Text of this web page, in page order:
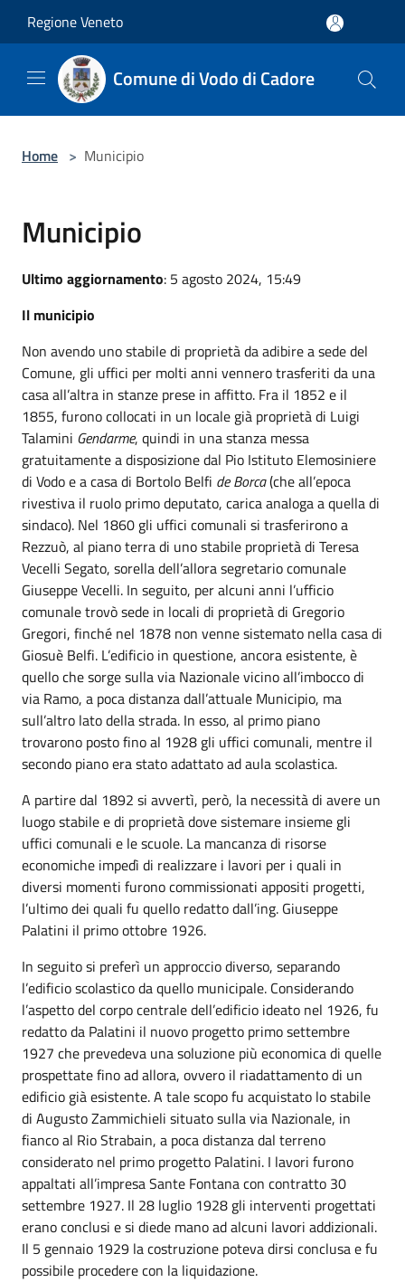
Regione Veneto
Comune di Vodo di Cadore
Home > Municipio
Municipio
Ultimo aggiornamento: 5 agosto 2024, 15:49
Il municipio
Non avendo uno stabile di proprietà da adibire a sede del
Comune, gli uffici per molti anni vennero trasferiti da una
casa all’altra in stanze prese in affitto. Fra il 1852 e il
1855, furono collocati in un locale già proprietà di Luigi
Talamini Gendarme, quindi in una stanza messa
gratuitamente a disposizione dal Pio Istituto Elemosiniere
di Vodo e a casa di Bortolo Belfi de Borca(che all’epoca
rivestiva il ruolo primo deputato, carica analoga a quella di
sindaco). Nel 1860 gli uffici comunali si trasferirono a
Rezzuò, al piano terra di uno stabile proprietà di Teresa
Vecelli Segato, sorella dell’allora segretario comunale
Giuseppe Vecelli. In seguito, per alcuni anni l’ufficio
comunale trovò sede in locali di proprietà di Gregorio
Gregori, finché nel 1878 non venne sistemato nella casa di
Giosuè Belfi. L’edificio in questione, ancora esistente, è
quello che sorge sulla via Nazionale vicino all’imbocco di
via Ramo, a poca distanza dall’attuale Municipio, ma
sull’altro lato della strada. In esso, al primo piano
trovarono posto fino al 1928 gli uffici comunali, mentre il
secondo piano era stato adattato ad aula scolastica.
A partire dal 1892 si avvertì, però, la necessità di avere un
luogo stabile e di proprietà dove sistemare insieme gli
uffici comunali e le scuole. La mancanza di risorse
economiche impedì di realizzare i lavori per i quali in
diversi momenti furono commissionati appositi progetti,
l’ultimo dei quali fu quello redatto dall’ing. Giuseppe
Palatini il primo ottobre 1926.
In seguito si preferì un approccio diverso, separando
l’edificio scolastico da quello municipale. Considerando
l’aspetto del corpo centrale dell’edificio ideato nel 1926, fu
redatto da Palatini il nuovo progetto primo settembre
1927 che prevedeva una soluzione più economica di quelle
prospettate fino ad allora, ovvero il riadattamento di un
edificio già esistente. A tale scopo fu acquistato lo stabile
di Augusto Zammichieli situato sulla via Nazionale, in
fianco al Rio Strabain, a poca distanza dal terreno
considerato nel primo progetto Palatini. I lavori furono
appaltati all’impresa Sante Fontana con contratto 30
settembre 1927. Il 28 luglio 1928 gli interventi progettati
erano conclusi e si diede mano ad alcuni lavori addizionali.
Il 5 gennaio 1929 la costruzione poteva dirsi conclusa e fu
possibile procedere con la liquidazione.